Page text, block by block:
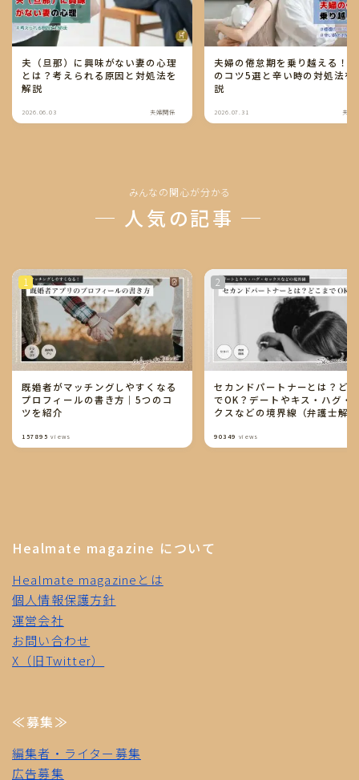
夫（旦那）に興味がない妻の心理
とは？考えられる原因と対処法を
解説
2026.06.03 夫婦関係
夫婦の倦怠期を乗り越える！
のコツ5選と辛い時の対処法を
説
2026.07.31 夫婦
みんなの関心が分かる
─ 人気の記事 ─
既婚者がマッチングしやすくなる
プロフィールの書き方｜5つのコ
ツを紹介
157895 views
セカンドパートナーとは？ど
でOK？デートやキス・ハグ・
クスなどの境界線（弁護士解
90349 views
Healmate magazine について
Healmate magazineとは
個人情報保護方針
運営会社
お問い合わせ
X（旧Twitter）
≪募集≫
編集者・ライター募集
広告募集